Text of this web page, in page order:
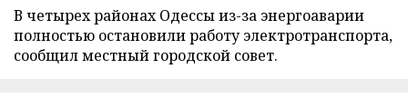
В четырех районах Одессы из-за энергоаварии
полностью остановили работу электротранспорта,
сообщил местный городской совет.